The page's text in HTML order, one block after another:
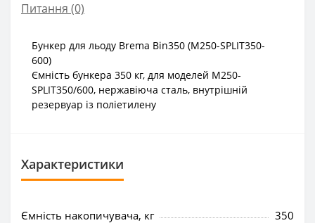
Питання (0)
Бункер для льоду Brema Bin350 (M250-SPLIT350-
600)
Ємність бункера 350 кг, для моделей M250-
SPLIT350/600, нержавіюча сталь, внутрішній
резервуар із поліетилену
Характеристики
Ємність накопичувача, кг
350